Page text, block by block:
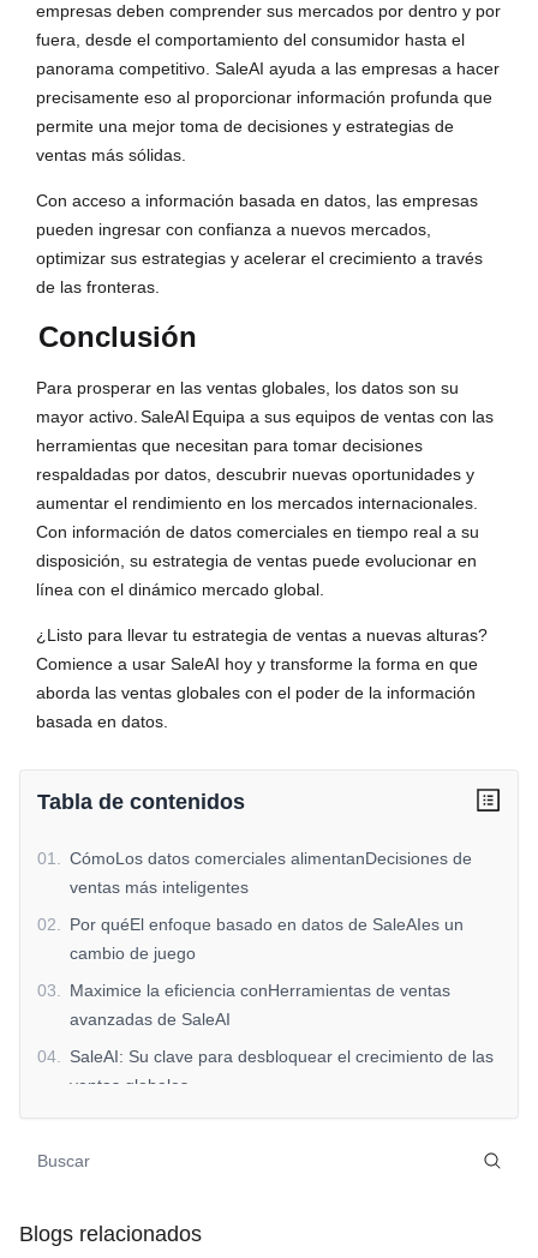
empresas deben comprender sus mercados por dentro y por
fuera, desde el comportamiento del consumidor hasta el
panorama competitivo. SaleAI ayuda a las empresas a hacer
precisamente eso al proporcionar información profunda que
permite una mejor toma de decisiones y estrategias de
ventas más sólidas.
Con acceso a información basada en datos, las empresas
pueden ingresar con confianza a nuevos mercados,
optimizar sus estrategias y acelerar el crecimiento a través
de las fronteras.
Conclusión
Para prosperar en las ventas globales, los datos son su
mayor activo.SaleAI Equipa a sus equipos de ventas con las
herramientas que necesitan para tomar decisiones
respaldadas por datos, descubrir nuevas oportunidades y
aumentar el rendimiento en los mercados internacionales.
Con información de datos comerciales en tiempo real a su
disposición, su estrategia de ventas puede evolucionar en
línea con el dinámico mercado global.
¿Listo para llevar tu estrategia de ventas a nuevas alturas?
Comience a usar SaleAI hoy y transforme la forma en que
aborda las ventas globales con el poder de la información
basada en datos.
Tabla de contenidos
01
CómoLos datos comerciales alimentanDecisiones de
ventas más inteligentes
02
Por quéEl enfoque basado en datos de SaleAIes un
cambio de juego
03
Maximice la eficiencia conHerramientas de ventas
avanzadas de SaleAI
04
SaleAI: Su clave para desbloquear el crecimiento de las
ventas globales
05. Conclusión
Blogs relacionados